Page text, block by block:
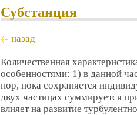
Субстанция
назад
Количественная
особенностями: 1) в данной
пор, пока сохраняется
двух частицах суммируется
влияет на развитие